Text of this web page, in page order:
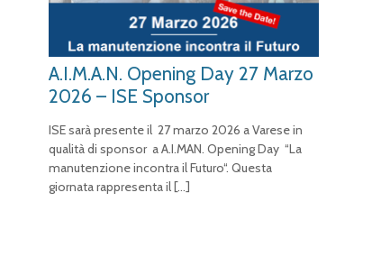
A.I.M.A.N. Opening Day 27 Marzo
2026 – ISE Sponsor
ISE sarà presente il 27 marzo 2026 a Varese in
qualità di sponsor a A.I.MAN. Opening Day “La
manutenzione incontra il Futuro“. Questa
giornata rappresenta il […]